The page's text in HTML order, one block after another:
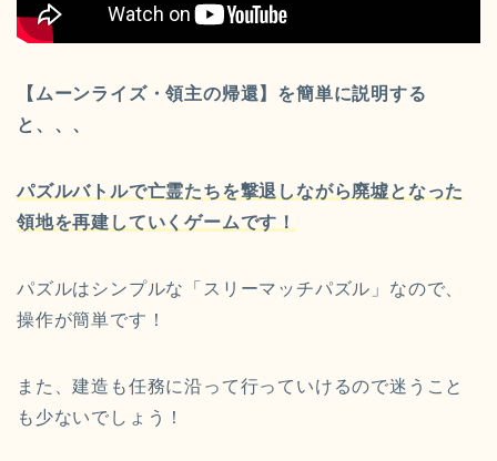
【ムーンライズ・領主の帰還】を簡単に説明する
と、、、
パズルバトルで亡霊たちを撃退しながら廃墟となった
領地を再建していくゲームです！
パズルはシンプルな「スリーマッチパズル」なので、
操作が簡単です！
また、建造も任務に沿って行っていけるので迷うこと
も少ないでしょう！